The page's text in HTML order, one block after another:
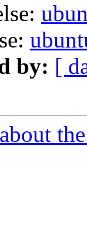
by: [